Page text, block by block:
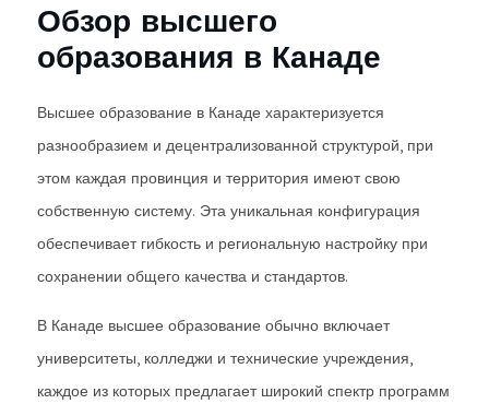
Обзор высшего
образования в Канаде
Высшее образование в Канаде характеризуется
разнообразием и децентрализованной структурой, при
этом каждая провинция и территория имеют свою
собственную систему. Эта уникальная конфигурация
обеспечивает гибкость и региональную настройку при
сохранении общего качества и стандартов.
В Канаде высшее образование обычно включает
университеты, колледжи и технические учреждения,
каждое из которых предлагает широкий спектр программ